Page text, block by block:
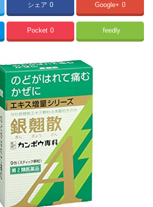
シェア 0 Google+ 0
Pocket 0 feedly